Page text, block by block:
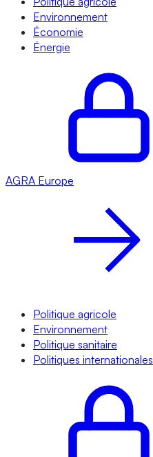
Environnement
Économie
Énergie
AGRA Europe
Politique agricole
Environnement
Politique sanitaire
Politiques internationales